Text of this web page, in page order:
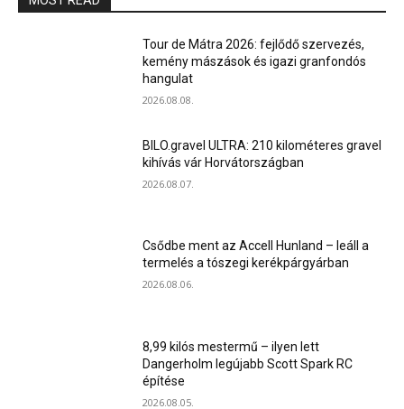
Tour de Mátra 2026: fejlődő szervezés,
kemény mászások és igazi granfondós
hangulat
2026.08.08.
BILO.gravel ULTRA: 210 kilométeres gravel
kihívás vár Horvátországban
2026.08.07.
Csődbe ment az Accell Hunland – leáll a
termelés a tószegi kerékpárgyárban
2026.08.06.
8,99 kilós mestermű – ilyen lett
Dangerholm legújabb Scott Spark RC
építése
2026.08.05.